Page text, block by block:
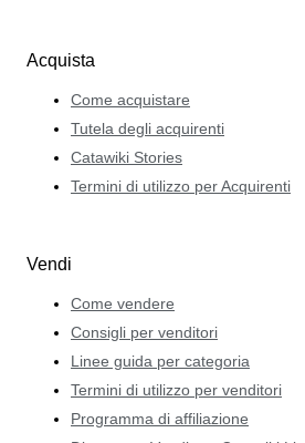
Acquista
Come acquistare
Tutela degli acquirenti
Catawiki Stories
Termini di utilizzo per Acquirenti
Vendi
Come vendere
Consigli per venditori
Linee guida per categoria
Termini di utilizzo per venditori
Programma di affiliazione